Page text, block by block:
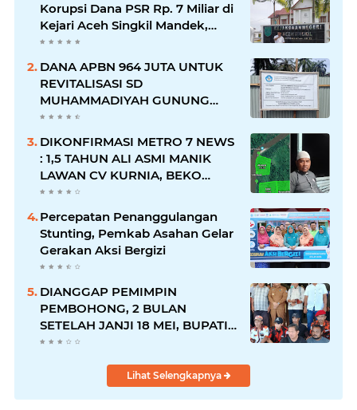
Korupsi Dana PSR Rp. 7 Miliar di
Kejari Aceh Singkil Mandek,
Ketua LMR-RI Desak Kepastian
DANA APBN 964 JUTA UNTUK
REVITALISASI SD
MUHAMMADIYAH GUNUNG
LAGAN. PROYEK BERJALAN,
DIHUBUNGI
DIKONFIRMASI METRO 7 NEWS
: 1,5 TAHUN ALI ASMI MANIK
LAWAN CV KURNIA, BEKO
MASIH OPERASI DI SUNGAI LAE
Percepatan Penanggulangan
Stunting, Pemkab Asahan Gelar
Gerakan Aksi Bergizi
DIANGGAP PEMIMPIN
PEMBOHONG, 2 BULAN
SETELAH JANJI 18 MEI, BUPATI
ACEH SINGKIL ABAIKAN NASIB
LAHAN WARGA PT NAFASINDO
Lihat Selengkapnya